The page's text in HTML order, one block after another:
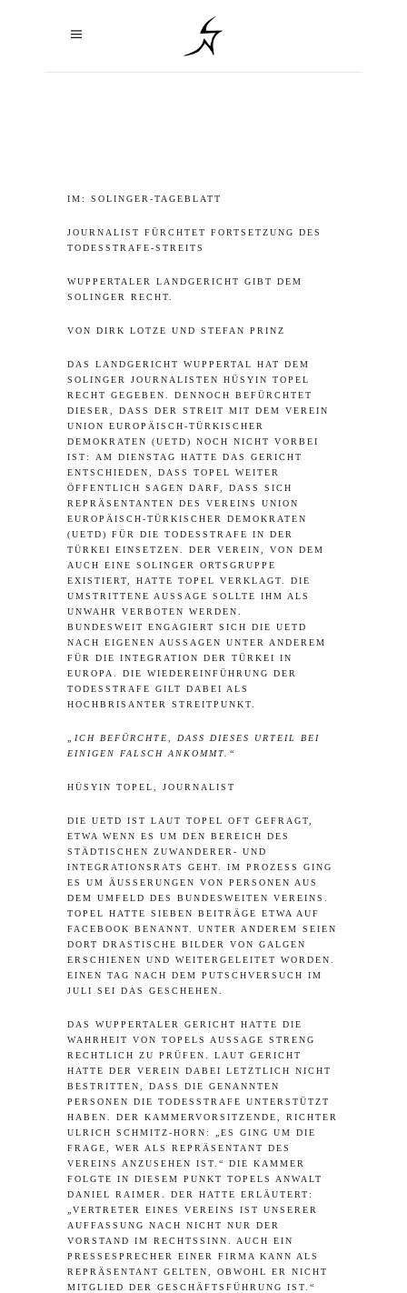
IM: SOLINGER-TAGEBLATT
JOURNALIST FÜRCHTET FORTSETZUNG DES
TODESSTRAFE-STREITS
WUPPERTALER LANDGERICHT GIBT DEM
SOLINGER RECHT.
VON DIRK LOTZE UND STEFAN PRINZ
DAS LANDGERICHT WUPPERTAL HAT DEM
SOLINGER JOURNALISTEN HÜSYIN TOPEL
RECHT GEGEBEN. DENNOCH BEFÜRCHTET
DIESER, DASS DER STREIT MIT DEM VEREIN
UNION EUROPÄISCH-TÜRKISCHER
DEMOKRATEN (UETD) NOCH NICHT VORBEI
IST: AM DIENSTAG HATTE DAS GERICHT
ENTSCHIEDEN
, DASS TOPEL WEITER
ÖFFENTLICH SAGEN DARF, DASS SICH
REPRÄSENTANTEN DES VEREINS UNION
EUROPÄISCH-TÜRKISCHER DEMOKRATEN
(UETD) FÜR DIE TODESSTRAFE IN DER
TÜRKEI EINSETZEN. DER VEREIN, VON DEM
AUCH EINE SOLINGER ORTSGRUPPE
EXISTIERT, HATTE TOPEL VERKLAGT.
DIE
UMSTRITTENE AUSSAGE SOLLTE IHM ALS
UNWAHR VERBOTEN WERDEN.
BUNDESWEIT ENGAGIERT SICH DIE UETD
NACH EIGENEN AUSSAGEN UNTER ANDEREM
FÜR DIE INTEGRATION DER TÜRKEI IN
EUROPA. DIE WIEDEREINFÜHRUNG DER
TODESSTRAFE GILT DABEI ALS
HOCHBRISANTER STREITPUNKT.
„ICH BEFÜRCHTE, DASS DIESES URTEIL BEI
EINIGEN FALSCH ANKOMMT.“
HÜSYIN TOPEL, JOURNALIST
DIE UETD IST LAUT TOPEL OFT GEFRAGT,
ETWA WENN ES UM DEN BEREICH DES
STÄDTISCHEN ZUWANDERER- UND
INTEGRATIONSRATS GEHT. IM PROZESS GING
ES UM ÄUSSERUNGEN VON PERSONEN AUS D
EM UMFELD DES BUNDESWEITEN VEREINS. T
OPEL HATTE SIEBEN BEITRÄGE ETWA AUF F
ACEBOOK BENANNT. UNTER ANDEREM SEIEN D
ORT DRASTISCHE BILDER VON GALGEN E
RSCHIENEN UND WEITERGELEITET WORDEN. E
INEN TAG NACH DEM PUTSCHVERSUCH IM J
ULI SEI DAS GESCHEHEN.
DAS WUPPERTALER GERICHT HATTE DIE
WAHRHEIT VON TOPELS AUSSAGE STRENG
RECHTLICH ZU PRÜFEN. LAUT GERICHT
HATTE DER VEREIN DABEI LETZTLICH NICHT
BESTRITTEN, DASS DIE GENANNTEN
PERSONEN DIE TODESSTRAFE UNTERSTÜTZT
HABEN. DER KAMMERVORSITZENDE, RICHTER
ULRICH SCHMITZ-HORN: „ES GING UM DIE
FRAGE, WER ALS REPRÄSENTANT DES
VEREINS ANZUSEHEN IST.“ DIE KAMMER
FOLGTE IN DIESEM PUNKT TOPELS ANWALT
DANIEL RAIMER. DER HATTE ERLÄUTERT:
„VERTRETER EINES VEREINS IST UNSERER
AUFFASSUNG NACH NICHT NUR DER
VORSTAND IM RECHTSSINN. AUCH EIN
PRESSESPRECHER EINER FIRMA KANN ALS
REPRÄSENTANT GELTEN, OBWOHL ER NICHT
MITGLIED DER GESCHÄFTSFÜHRUNG IST.“